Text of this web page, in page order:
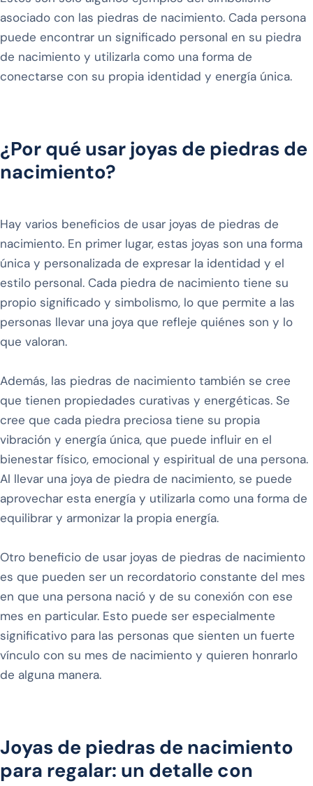
asociado con las piedras de nacimiento. Cada persona
puede encontrar un significado personal en su piedra
de nacimiento y utilizarla como una forma de
conectarse con su propia identidad y energía única.
¿Por qué usar joyas de piedras de
nacimiento?
Hay varios beneficios de usar joyas de piedras de
nacimiento. En primer lugar, estas joyas son una forma
única y personalizada de expresar la identidad y el
estilo personal. Cada piedra de nacimiento tiene su
propio significado y simbolismo, lo que permite a las
personas llevar una joya que refleje quiénes son y lo
que valoran.
Además, las piedras de nacimiento también se cree
que tienen propiedades curativas y energéticas. Se
cree que cada piedra preciosa tiene su propia
vibración y energía única, que puede influir en el
bienestar físico, emocional y espiritual de una persona.
Al llevar una joya de piedra de nacimiento, se puede
aprovechar esta energía y utilizarla como una forma de
equilibrar y armonizar la propia energía.
Otro beneficio de usar joyas de piedras de nacimiento
es que pueden ser un recordatorio constante del mes
en que una persona nació y de su conexión con ese
mes en particular. Esto puede ser especialmente
significativo para las personas que sienten un fuerte
vínculo con su mes de nacimiento y quieren honrarlo
de alguna manera.
Joyas de piedras de nacimiento
para regalar: un detalle con